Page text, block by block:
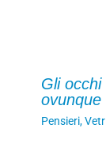
Gli
ovunque
Pensieri,